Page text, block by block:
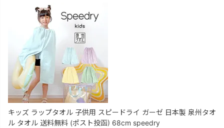
キッズ ラップタオル 子供用 スピードライ ガーゼ 日本製 泉州タオ
ル タオル 送料無料 (ポスト投函) 68cm speedry